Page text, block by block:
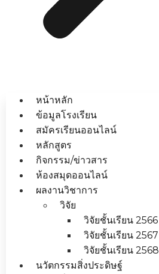
หน้าหลัก
ข้อมูลโรงเรียน
สมัครเรียนออนไลน์
หลักสูตร
กิจกรรม/ข่าวสาร
ห้องสมุดออนไลน์
ผลงานวิชาการ
วิจัย
วิจัยชั้นเรียน 2566
วิจัยชั้นเรียน 2567
วิจัยชั้นเรียน 2568
นวัตกรรมสิ่งประดิษฐ์